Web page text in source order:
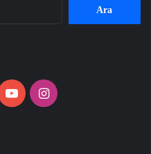
YouTubeInstagram